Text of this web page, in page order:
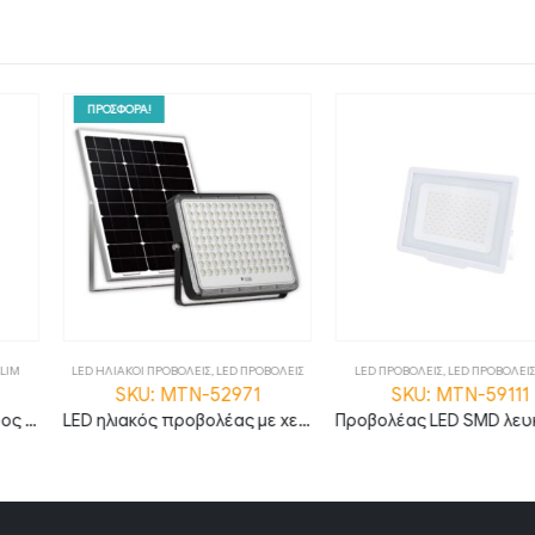
, LED ΠΡΟΒΟΛΕΙΣ
52971
LED ηλιακός προβολέας με χειριστήριο 40W 6000K μαύρο σώμα MTN-52971
LED ΠΡΟΒΟΛΕΙΣ,LED ΠΡΟΒΟΛΕΙΣ SLIM
SKU: MTN-59111
Προβολέας LED SMD λευκός σειρά City 50W Θερμό λευκό MTN-59111
LED ΗΛΙΑΚΟΙ
SKU: